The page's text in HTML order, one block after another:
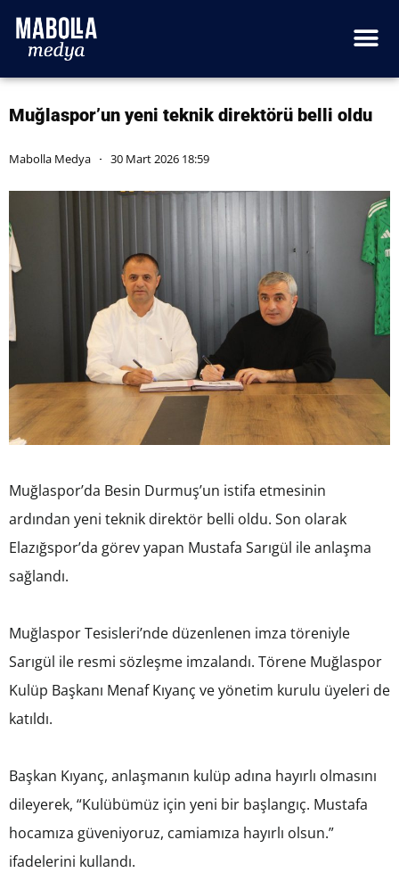
Muğlaspor’un yeni teknik direktörü belli oldu
Mabolla Medya 30 Mart 2026 18:59
Muğlaspor’da Besin Durmuş’un istifa etmesinin
ardından yeni teknik direktör belli oldu. Son olarak
Elazığspor’da görev yapan Mustafa Sarıgül ile anlaşma
sağlandı.
Muğlaspor Tesisleri’nde düzenlenen imza töreniyle
Sarıgül ile resmi sözleşme imzalandı. Törene Muğlaspor
Kulüp Başkanı Menaf Kıyanç ve yönetim kurulu üyeleri de
katıldı.
Başkan Kıyanç, anlaşmanın kulüp adına hayırlı olmasını
dileyerek, “Kulübümüz için yeni bir başlangıç. Mustafa
hocamıza güveniyoruz, camiamıza hayırlı olsun.”
ifadelerini kullandı.